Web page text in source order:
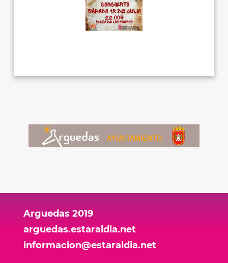
Arguedas 2019
arguedas.estaraldia.net
informacion@estaraldia.net